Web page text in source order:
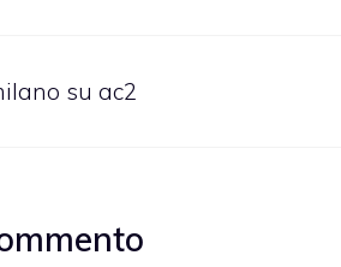
su ac2